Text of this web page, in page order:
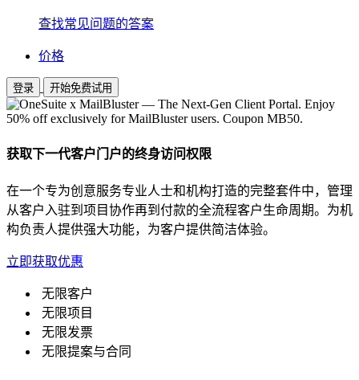
查找常见问题的答案
价格
登录 开始免费试用
获取下一代客户门户的终身访问权限
在一个专为创意服务专业人士和机构打造的完整套件中，管理
从客户入驻到项目协作再到付款的全流程客户生命周期。为机
构负责人提供强大功能，为客户提供简洁体验。
立即获取优惠
无限客户
无限项目
无限发票
无限提案与合同